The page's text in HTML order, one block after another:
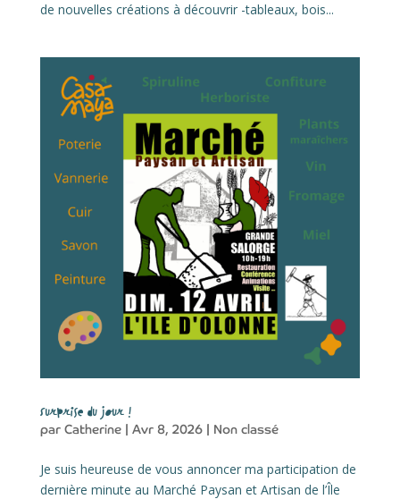
de nouvelles créations à découvrir -tableaux, bois...
Surprise du jour !
par Catherine| Avr 8, 2026| Non classé
Je suis heureuse de vous annoncer ma participation de
dernière minute au Marché Paysan et Artisan de l’Île